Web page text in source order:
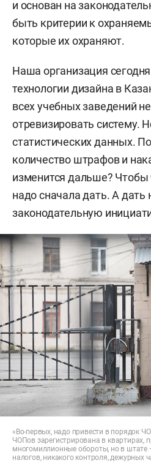
и основан на
быть критерии к
которые их охраняют.
Наша организация
технологии дизайна в
всех учебных заведений
отревизировать систему.
статистических данных.
количество штрафов и
изменится дальше? Чтобы
надо сначала дать. А дать
законодательную
«Во-первых, надо привести в порядок
ЧОПов зарегистрирована в квартирах,
многомиллионные обороты, но в штате
налогов, никакого контроля, дежурных